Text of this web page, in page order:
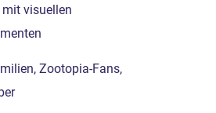
visuellen
Zootopia-Fans,